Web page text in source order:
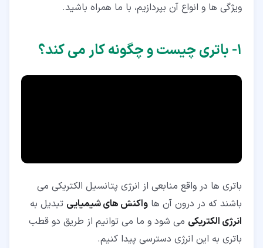
۴‏-‏۴‏- باتری های نقره اکسید
ویژگی ها و انواع آن بپردازیم، با ما همراه باشید.
۱‏- باتری چیست و چگونه کار می کند؟
باتری ها در واقع منابعی از انرژی پتانسیل الکتریکی می
باشند که در درون آن ها واکنش های شیمیایی تبدیل به
انرژی الکتریکی می شود و ما می توانیم از طریق دو قطب
باتری به این انرژی دسترسی پیدا کنیم.